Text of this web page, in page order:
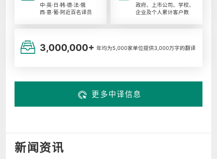
中·英·日·韩·德·法·俄
西·意·葡·阿近百名译员
政府、上市公司、学校、
企业及个人累计客户数
3,000,000+ 年均为5,000家单位提供3,000万字的翻译
更多中译信息
新闻资讯